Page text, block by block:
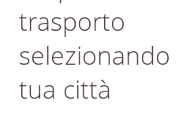
trasporto
selezionando
tua città